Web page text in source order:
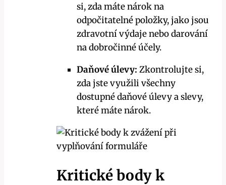
si, zda máte nárok na
odpočitatelné položky, jako jsou
zdravotní výdaje nebo darování
na dobročinné účely.
Daňové úlevy: Zkontrolujte si,
zda jste využili všechny
dostupné daňové úlevy a slevy,
které máte nárok.
Kritické body k